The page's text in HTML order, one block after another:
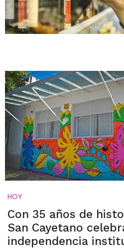
HOY
Con 35 años de
San Cayetano
independencia